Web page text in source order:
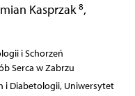
Kasprzak8,
i Schorzeń
Serca w Zabrzu
i Diabetologii, Uniwersytet